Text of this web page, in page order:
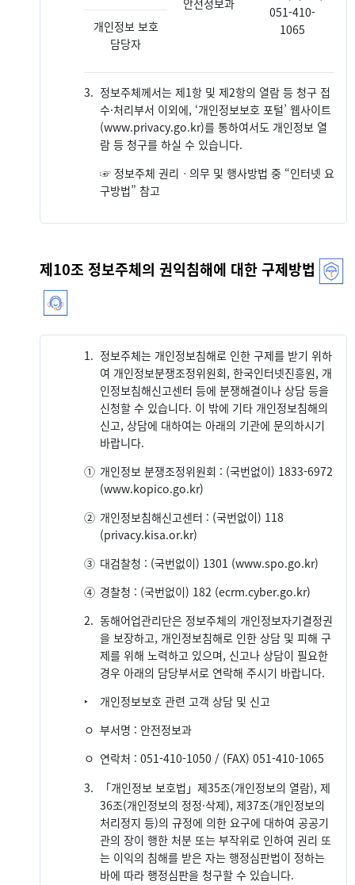
051-410-
1065
개인정보 보호
담당자
3. 정보주체께서는 제1항 및 제2항의 열람 등 청구 접
수·처리부서 이외에, ‘개인정보보호 포털’ 웹사이트
(www.privacy.go.kr)를 통하여서도 개인정보 열
람 등 청구를 하실 수 있습니다.
☞ 정보주체 권리ㆍ의무 및 행사방법 중 “인터넷 요
구방법” 참고
제10조 정보주체의 권익침해에 대한 구제방법
1. 정보주체는 개인정보침해로 인한 구제를 받기 위하
여 개인정보분쟁조정위원회, 한국인터넷진흥원, 개
인정보침해신고센터 등에 분쟁해결이나 상담 등을
신청할 수 있습니다. 이 밖에 기타 개인정보침해의
신고, 상담에 대하여는 아래의 기관에 문의하시기
바랍니다.
① 개인정보 분쟁조정위원회 : (국번없이) 1833-6972
(www.kopico.go.kr)
② 개인정보침해신고센터 : (국번없이) 118
(privacy.kisa.or.kr)
③ 대검찰청 : (국번없이) 1301 (www.spo.go.kr)
④ 경찰청 : (국번없이) 182 (ecrm.cyber.go.kr)
2. 동해어업관리단은 정보주체의 개인정보자기결정권
을 보장하고, 개인정보침해로 인한 상담 및 피해 구
제를 위해 노력하고 있으며, 신고나 상담이 필요한
경우 아래의 담당부서로 연락해 주시기 바랍니다.
‣
개인정보보호 관련 고객 상담 및 신고
ㅇ 부서명 : 안전정보과
ㅇ 연락처 : 051-410-1050 / (FAX) 051-410-1065
3.
「개인정보 보호법」제35조(개인정보의 열람), 제
36조(개인정보의 정정·삭제), 제37조(개인정보의
처리정지 등)의 규정에 의한 요구에 대하여 공공기
관의 장이 행한 처분 또는 부작위로 인하여 권리 또
는 이익의 침해를 받은 자는 행정심판법이 정하는
바에 따라 행정심판을 청구할 수 있습니다.